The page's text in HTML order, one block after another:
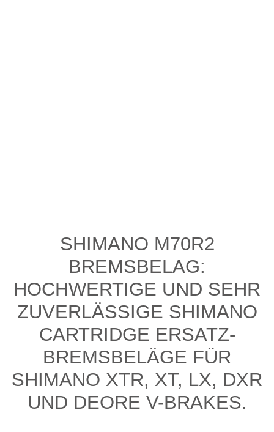
SHIMANO M70R2
BREMSBELAG:
HOCHWERTIGE UND SEHR
ZUVERLÄSSIGE SHIMANO
CARTRIDGE ERSATZ-
BREMSBELÄGE FÜR
SHIMANO XTR, XT, LX, DXR
UND DEORE V-BRAKES.